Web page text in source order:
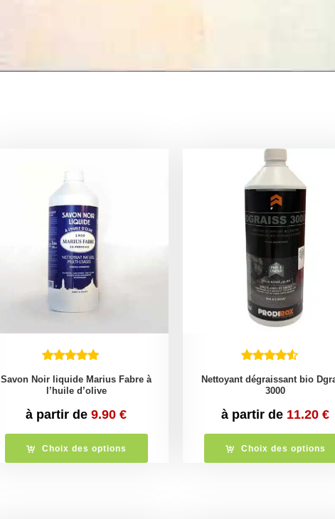
Savon Noir liquide Marius Fabre à
l’huile d’olive
à partir de 9.90 €
Choix des options
Nettoyant dégraissant bio
3000
à partir de 11.20 €
Choix des options